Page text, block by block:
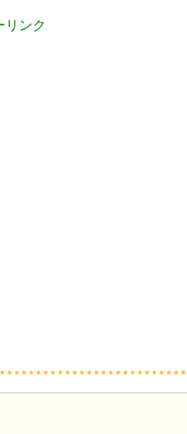
リンク